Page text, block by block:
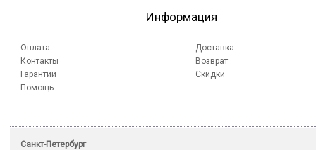
Информация
Оплата
Контакты
Гарантии
Помощь
Доставка
Возврат
Скидки
Санкт-Петербург